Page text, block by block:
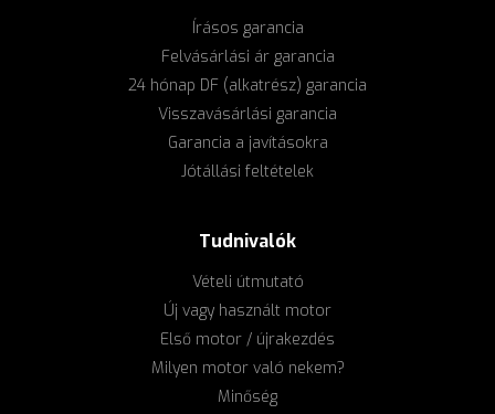
Írásos garancia
Felvásárlási ár garancia
24 hónap DF (alkatrész) garancia
Visszavásárlási garancia
Garancia a javításokra
Jótállási feltételek
Tudnivalók
Vételi útmutató
Új vagy használt motor
Első motor / újrakezdés
Milyen motor való nekem?
Minőség